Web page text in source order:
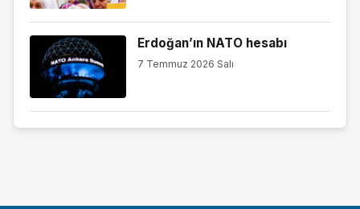
Erdoğan’ın NATO hesabı
7 Temmuz 2026 Salı